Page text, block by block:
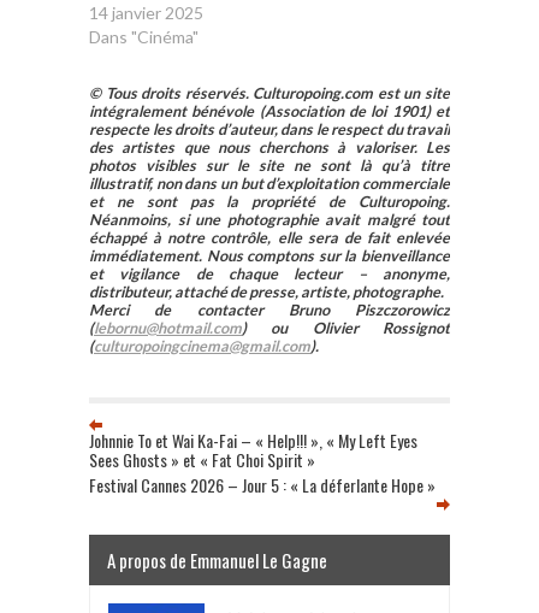
14 janvier 2025
Dans "Cinéma"
© Tous droits réservés. Culturopoing.com est un site
intégralement bénévole (Association de loi 1901) et
respecte les droits d’auteur, dans le respect du travail
des artistes que nous cherchons à valoriser. Les
photos visibles sur le site ne sont là qu’à titre
illustratif, non dans un but d’exploitation commerciale
et ne sont pas la propriété de Culturopoing.
Néanmoins, si une photographie avait malgré tout
échappé à notre contrôle, elle sera de fait enlevée
immédiatement. Nous comptons sur la bienveillance
et vigilance de chaque lecteur – anonyme,
distributeur, attaché de presse, artiste, photographe.
Merci de contacter Bruno Piszczorowicz
(lebornu@hotmail.com) ou Olivier Rossignot
(culturopoingcinema@gmail.com).
Johnnie To et Wai Ka-Fai – « Help!!! », « My Left Eyes
Sees Ghosts » et « Fat Choi Spirit »
Festival Cannes 2026 – Jour 5 : « La déferlante Hope »
A propos de Emmanuel Le Gagne